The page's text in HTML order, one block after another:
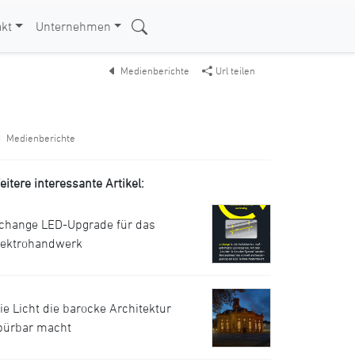
Unternehmen
Url teilen
Medienberichte
Medienberichte
interessante Artikel:
LED-Upgrade für das
Licht die barocke Architektur
macht